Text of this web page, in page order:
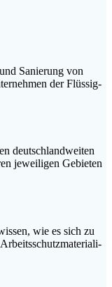
Sanie­rung von
der Flüs­sig­
deutsch­land­wei­ten
jewei­li­gen Gebie­ten
wie es sich zu